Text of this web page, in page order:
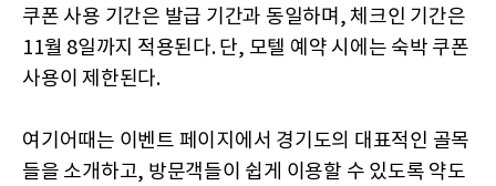
쿠폰 사용 기간은 발급 기간과 동일하며, 체크인 기간은
11월 8일까지 적용된다. 단, 모텔 예약 시에는 숙박 쿠폰
사용이 제한된다.
여기어때는 이벤트 페이지에서 경기도의 대표적인 골목
들을 소개하고, 방문객들이 쉽게 이용할 수 있도록 약도